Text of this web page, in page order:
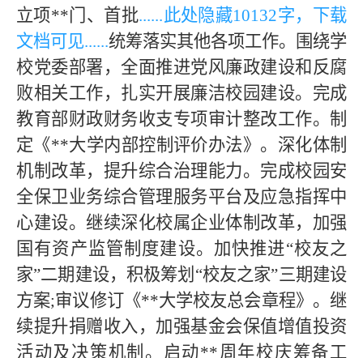
立项**门、首批......此处隐藏10132字，下载
文档可见......统筹落实其他各项工作。围绕学
校党委部署，全面推进党风廉政建设和反腐
败相关工作，扎实开展廉洁校园建设。完成
教育部财政财务收支专项审计整改工作。制
定《**大学内部控制评价办法》。深化体制
机制改革，提升综合治理能力。完成校园安
全保卫业务综合管理服务平台及应急指挥中
心建设。继续深化校属企业体制改革，加强
国有资产监管制度建设。加快推进“校友之
家”二期建设，积极筹划“校友之家”三期建设
方案;审议修订《**大学校友总会章程》。继
续提升捐赠收入，加强基金会保值增值投资
活动及决策机制。启动**周年校庆筹备工